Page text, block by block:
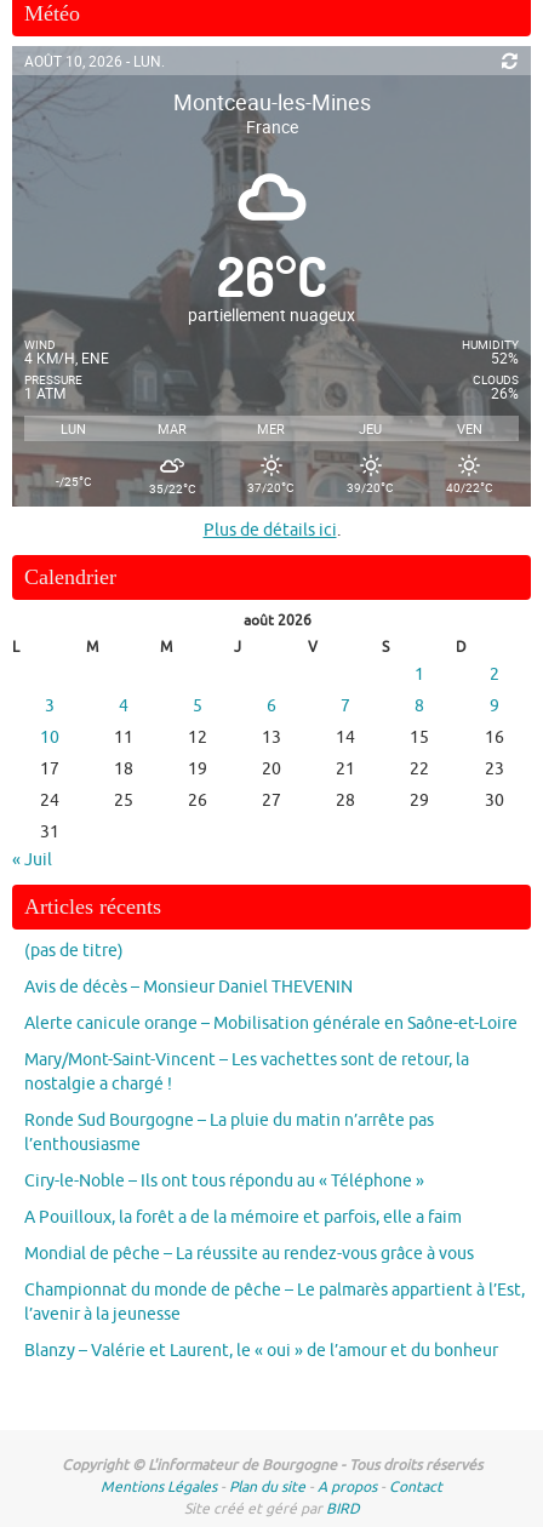
Météo
AOÛT 10, 2026 - LUN.
Montceau-les-Mines
France
26°C
partiellement nuageux
WIND
4 KM/H, ENE
PRESSURE
1 ATM
HUMIDITY
52%
CLOUDS
26%
LUN MAR MER JEU VEN
-/25°C 35/22°C 37/20°C 39/20°C 40/22°C
Plus de détails ici.
Calendrier
août 2026
L
M M J V S D
1
2
3
4 5 6 7 8
9
10
11 12 13 14 15
16
17
18 19 20 21 22
23
24
25 26 27 28 29
30
31
« Juil
Articles récents
(pas de titre)
Avis de décès – Monsieur Daniel THEVENIN
Alerte canicule orange – Mobilisation générale en Saône-et-Loire
Mary/Mont-Saint-Vincent – Les vachettes sont de retour, la
nostalgie a chargé !
Ronde Sud Bourgogne – La pluie du matin n’arrête pas
l’enthousiasme
Ciry-le-Noble – Ils ont tous répondu au « Téléphone »
A Pouilloux, la forêt a de la mémoire et parfois, elle a faim
Mondial de pêche – La réussite au rendez-vous grâce à vous
Championnat du monde de pêche – Le palmarès appartient à l’Est,
l’avenir à la jeunesse
Blanzy – Valérie et Laurent, le « oui » de l’amour et du bonheur
Copyright © L'informateur de Bourgogne - Tous droits réservés
Mentions Légales- Plan du site -A propos- Contact
Site créé et géré parBIRD